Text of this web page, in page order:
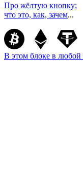
Про жёлтую кнопку:
что это, как, зачем...
В этом блоке в любой